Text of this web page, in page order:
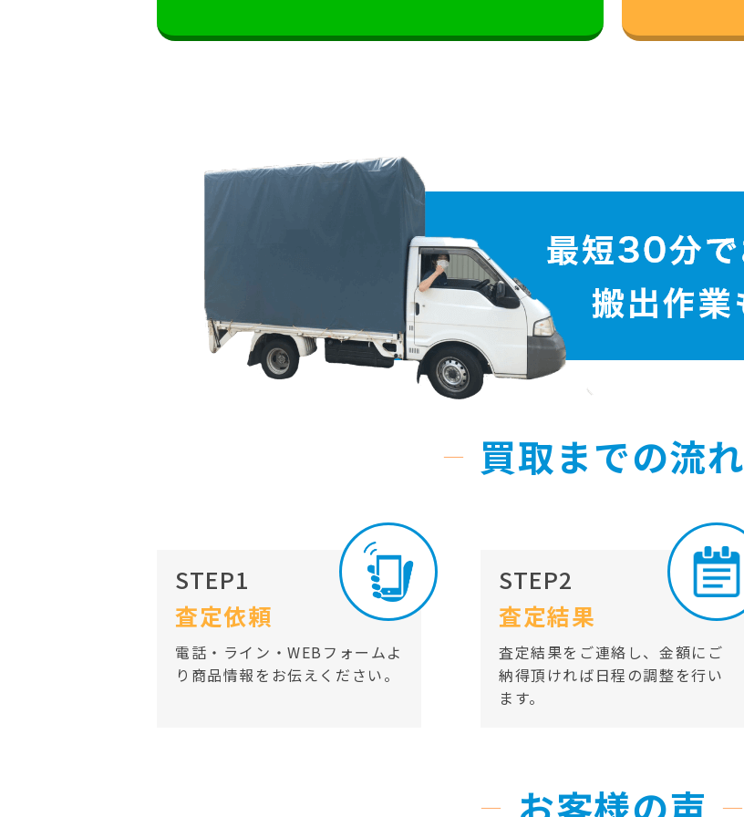
買取までの流れ
STEP1
査定依頼
電話・ライン・WEBフォームよ
り商品情報をお伝えください。
STEP2
査定結果
査定結果をご連絡し、金額にご
納得頂ければ日程の調整を行い
ます。